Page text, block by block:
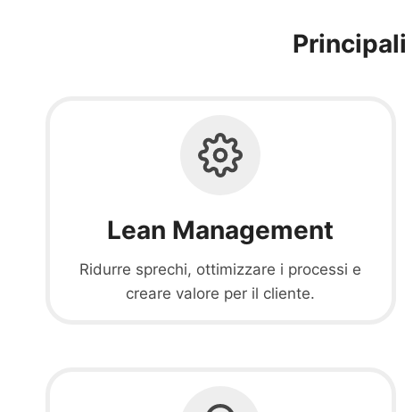
Lean Management
Ridurre sprechi, ottimizzare i processi e
creare valore per il cliente.